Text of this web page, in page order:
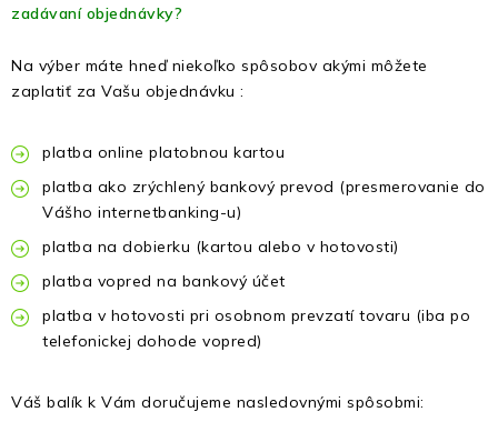
zadávaní objednávky?
Na výber máte hneď niekoľko spôsobov akými môžete
zaplatiť za Vašu objednávku :
platba online platobnou kartou
platba ako zrýchlený bankový prevod (presmerovanie do
Vášho internetbanking-u)
platba na dobierku (kartou alebo v hotovosti)
platba vopred na bankový účet
platba v hotovosti pri osobnom prevzatí tovaru (iba po
telefonickej dohode vopred)
Váš balík k Vám doručujeme nasledovnými spôsobmi: